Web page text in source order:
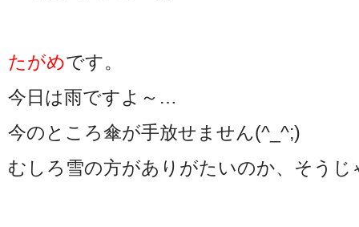
たがめです。
今日は雨ですよ～…
今のところ傘が手放せません(^_^;)
むしろ雪の方がありがたいのか、そうじ